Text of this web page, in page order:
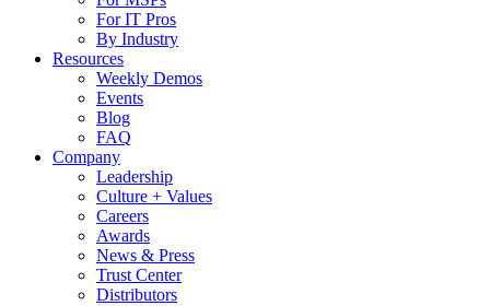
For IT Pros
By Industry
Resources
Weekly Demos
Events
Blog
FAQ
Company
Leadership
Culture + Values
Careers
Awards
News & Press
Trust Center
Distributors